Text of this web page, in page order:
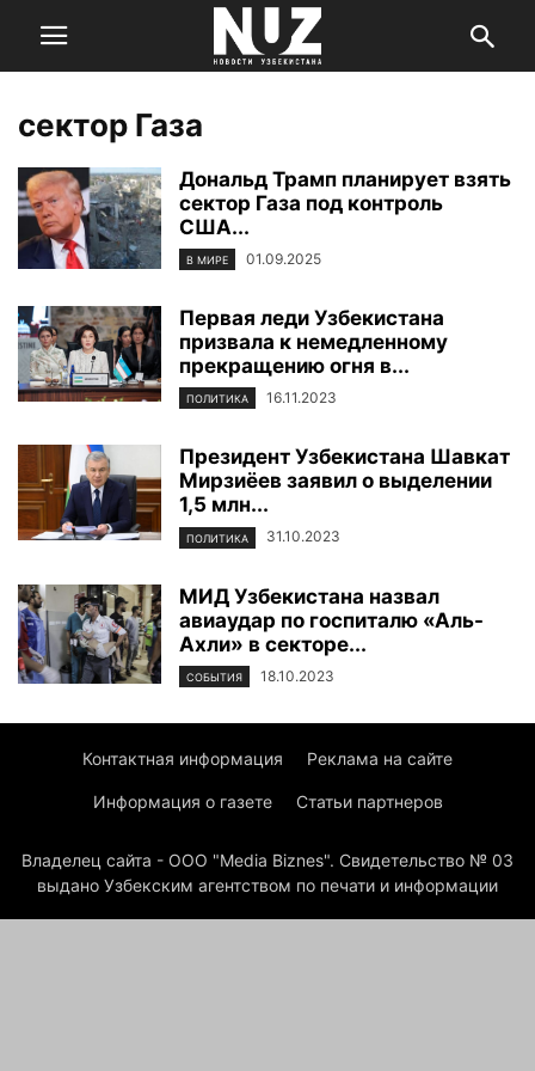
сектор Газа
Дональд Трамп планирует взять
сектор Газа под контроль
США...
В МИРЕ 01.09.2025
Первая леди Узбекистана
призвала к немедленному
прекращению огня в...
ПОЛИТИКА 16.11.2023
Президент Узбекистана Шавкат
Мирзиёев заявил о выделении
1,5 млн...
ПОЛИТИКА 31.10.2023
МИД Узбекистана назвал
авиаудар по госпиталю «Аль-
Ахли» в секторе...
СОБЫТИЯ 18.10.2023
Контактная информация Реклама на сайте
Информация о газете Статьи партнеров
Владелец сайта - ООО "Media Biznes". Свидетельство № 03
выдано Узбекским агентством по печати и информации